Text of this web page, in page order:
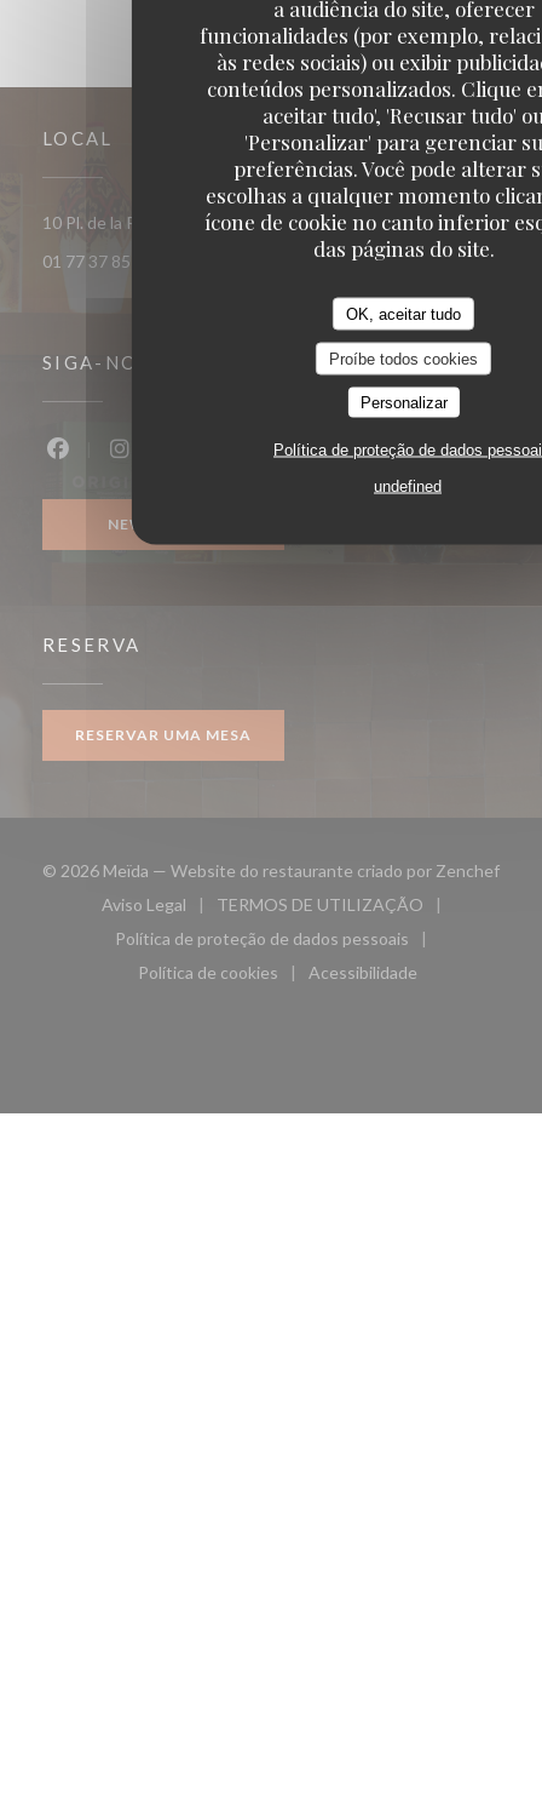
a audiência do site, oferecer
funcionalidades (por exemplo,
às redes sociais) ou exibir
conteúdos personalizados. Clique
aceitar tudo', 'Recusar tudo'
'Personalizar' para gerenciar
preferências. Você pode alterar
escolhas a qualquer momento
ícone de cookie no canto inferior
das páginas do site.
OK, aceitar tudo
Proíbe todos cookies
Personalizar
Política de proteção de dados
undefined
LOCAL
10 Pl. de la République 93400 Saint-Ouen-sur-Seine ((abre numa
01 77 37 85 33
SIGA-NOS
NEWSLETTER
RESERVA
RESERVAR UMA MESA
© 2026 Meïda — Website do restaurante criado por Zenchef
Aviso Legal
((abre numa nova janela))
TERMOS DE UTILIZAÇÃO
((abre numa nova janela))
Política de proteção de dados pessoais
((abre numa nova janela))
Política de cookies
((abre numa nova janela))
Acessibilidade